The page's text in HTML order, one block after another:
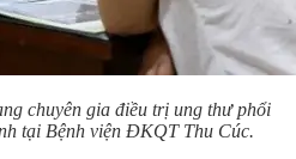
chuyên gia điều trị ung thư phổi
tại Bệnh viện ĐKQT Thu Cúc.